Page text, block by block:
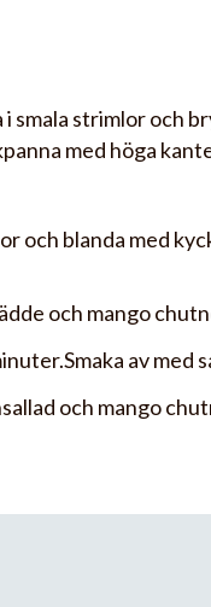
smala strimlor och
med höga
och blanda med
och mango
av med
och mango